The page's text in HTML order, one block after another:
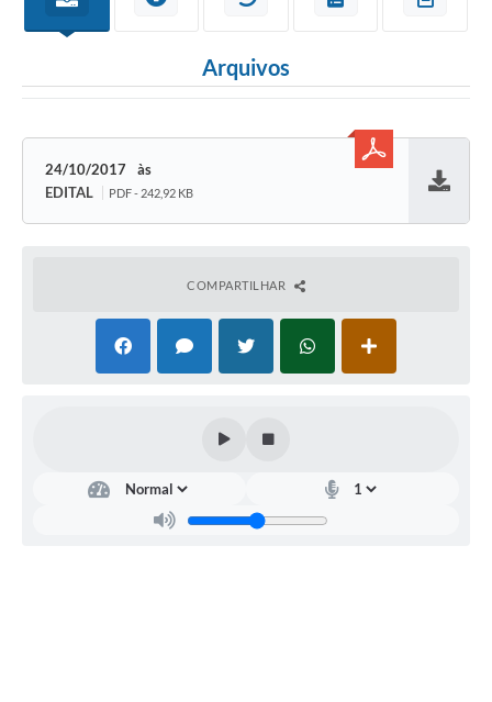
Arquivos
24/10/2017
EDITAL
PDF - 242,92 KB
COMPARTILHAR